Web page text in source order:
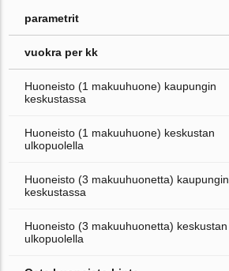
parametrit
vuokra per kk
Huoneisto (1 makuuhuone) kaupungin
keskustassa
Huoneisto (1 makuuhuone) keskustan
ulkopuolella
Huoneisto (3 makuuhuonetta) kaupungin
keskustassa
Huoneisto (3 makuuhuonetta) keskustan
ulkopuolella